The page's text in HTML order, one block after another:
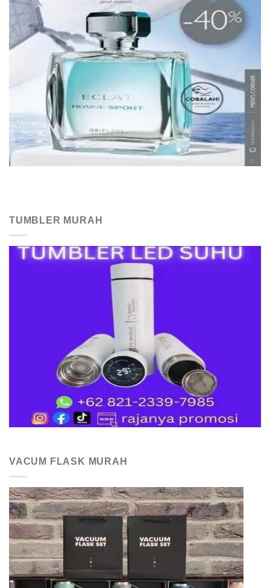
TUMBLER MURAH
VACUM FLASK MURAH